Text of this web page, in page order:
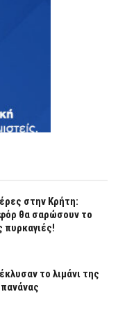
στην Κρήτη:
θα σαρώσουν το
πυρκαγιές!
το λιμάνι της